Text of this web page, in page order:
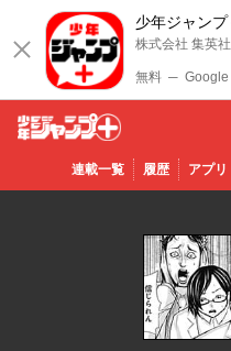
少年ジャンプ
株式会社 集英社
無料 ─
少年ジ
ャンプ
連載一覧 履歴 アプリ